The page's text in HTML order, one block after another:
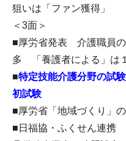
狙いは「ファン獲得」
＜3面＞
■厚労省発表 介護職員
多 「養護者による」は
■特定技能介護分野の試
初試験
■厚労省「地域づくり」
■日福協・ふくせん連携